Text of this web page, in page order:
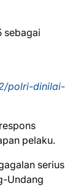
sebagai
polri-dinilai-
pelaku.
serius
Undang